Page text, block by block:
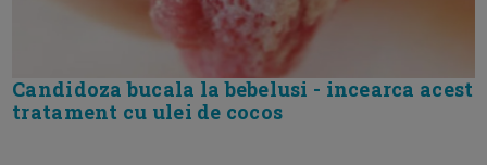
Candidoza bucala la bebelusi - incearca acest
tratament cu ulei de cocos